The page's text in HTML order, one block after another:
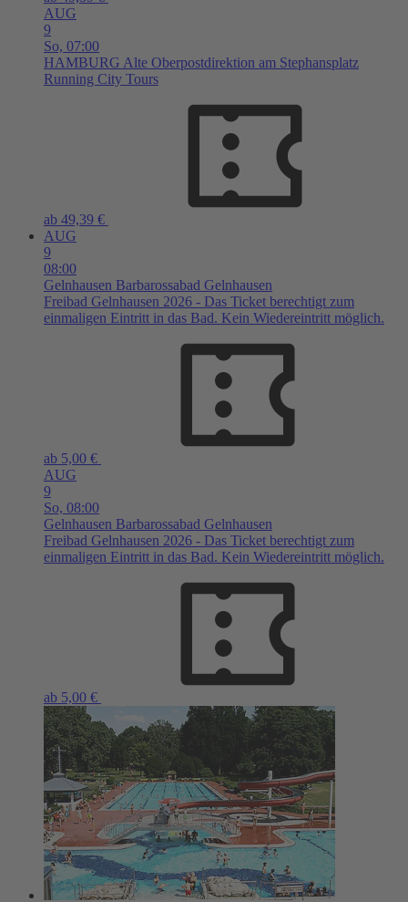
AUG
9
So, 07:00
HAMBURG Alte Oberpostdirektion am Stephansplatz
Running City Tours
ab 49,39 €
AUG
9
08:00
Gelnhausen Barbarossabad Gelnhausen
Freibad Gelnhausen 2026 - Das Ticket berechtigt zum
einmaligen Eintritt in das Bad. Kein Wiedereintritt möglich.
ab 5,00 €
AUG
9
So, 08:00
Gelnhausen Barbarossabad Gelnhausen
Freibad Gelnhausen 2026 - Das Ticket berechtigt zum
einmaligen Eintritt in das Bad. Kein Wiedereintritt möglich.
ab 5,00 €